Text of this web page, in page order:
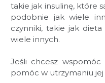
takie jak insulinę, które
podobnie jak wiele
czynniki, takie jak
wiele innych.
Jeśli chcesz
pomóc w utrzymaniu